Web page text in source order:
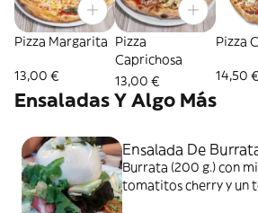
Pizza Margarita
13,00 €
Pizza
Caprichosa
13,00 €
Pizza
14,50 €
Ensaladas Y Algo Más
Ensalada De
Burrata (200 g.) con
tomatitos cherry y un